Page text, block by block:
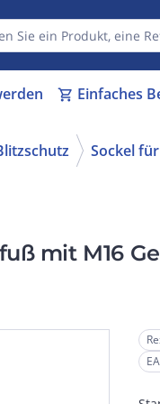
shopping_cart Einfaches
Sockel
mit M16